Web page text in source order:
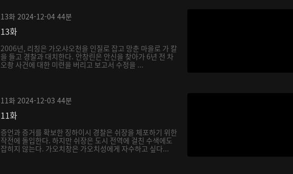
13화 2024-12-04 44분
13화
2006년, 리칭은 가오샤오천을 인질로 잡고 망춘 마을로 가 칼
을 들고 경찰과 대치한다. 안창린은 안신을 찾아가 6년 전 차
오촹 사건에 대한 미련을 버리고 보고서 수정을 ...
11화 2024-12-03 44분
11화
증언과 증거를 확보한 징하이시 경찰은 쉬장을 체포하기 위한
작전에 돌입한다. 하지만 쉬장은 도시 전역에 걸친 수색에도
잡히지 않는다. 가오치창은 가오치성에게 자수하고 싶다...